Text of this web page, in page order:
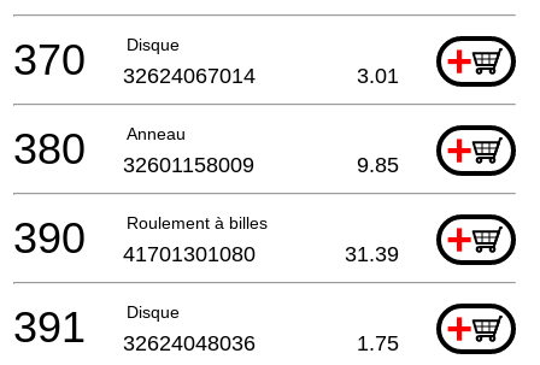
Disque +
370 32624067014 3.01
Anneau +
380 32601158009 9.85
Roulement à billes +
390 41701301080 31.39
Disque +
391 32624048036 1.75